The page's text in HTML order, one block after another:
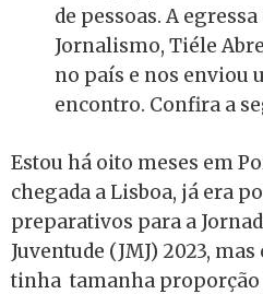
de pessoas. A
Jornalismo, Tiéle
no país e nos enviou
encontro. Confira a
Estou há oito meses em
chegada a Lisboa, já era
preparativos para a
Juventude (JMJ) 2023,
tinha tamanha proporção